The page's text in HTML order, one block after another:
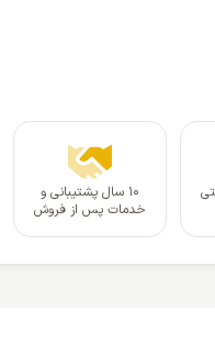
۱۰ سال پشتیبانی و
خدمات پس از فروش